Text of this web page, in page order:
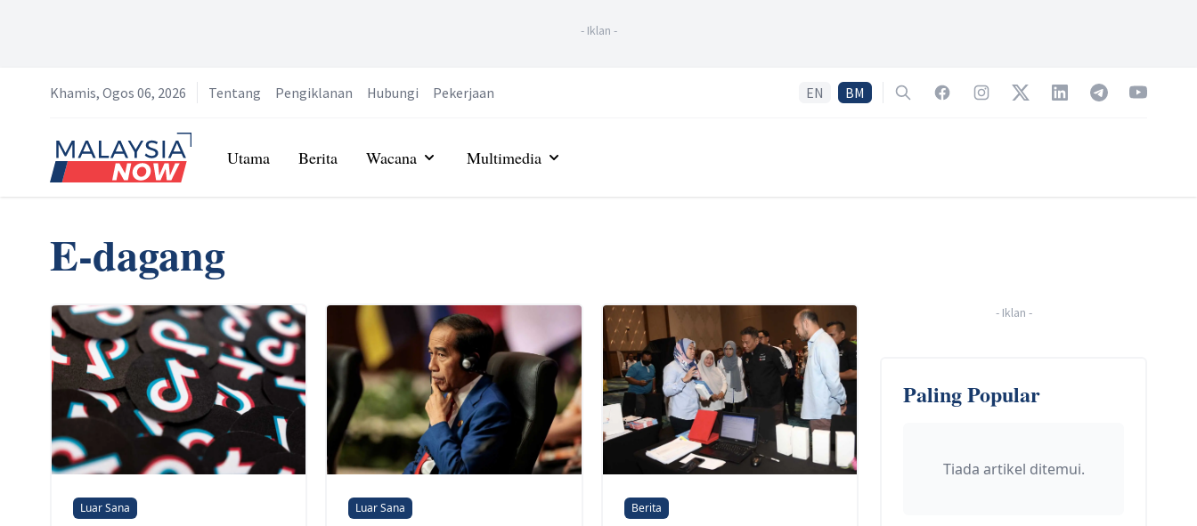
- Iklan -
Khamis, Ogos 06, 2026 Tentang Pengiklanan Hubungi Pekerjaan EN BM SearchFacebookInstagramTwitterLinkedInTelegramYouTube
Home
Utama Berita Wacana Multimedia
E-dagang
Luar Sana Luar Sana Berita
- Iklan -
Paling Popular
Tiada artikel ditemui.